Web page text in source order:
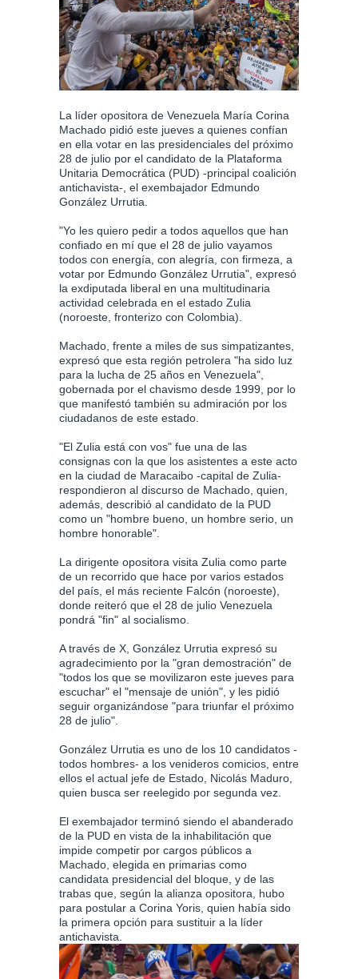
La líder opositora de Venezuela María Corina
Machado pidió este jueves a quienes confían
en ella votar en las presidenciales del próximo
28 de julio por el candidato de la Plataforma
Unitaria Democrática (PUD) -principal coalición
antichavista-, el exembajador Edmundo
González Urrutia.
"Yo les quiero pedir a todos aquellos que han
confiado en mí que el 28 de julio vayamos
todos con energía, con alegría, con firmeza, a
votar por Edmundo González Urrutia", expresó
la exdiputada liberal en una multitudinaria
actividad celebrada en el estado Zulia
(noroeste, fronterizo con Colombia).
Machado, frente a miles de sus simpatizantes,
expresó que esta región petrolera "ha sido luz
para la lucha de 25 años en Venezuela",
gobernada por el chavismo desde 1999, por lo
que manifestó también su admiración por los
ciudadanos de este estado.
"El Zulia está con vos" fue una de las
consignas con la que los asistentes a este acto
en la ciudad de Maracaibo -capital de Zulia-
respondieron al discurso de Machado, quien,
además, describió al candidato de la PUD
como un "hombre bueno, un hombre serio, un
hombre honorable".
La dirigente opositora visita Zulia como parte
de un recorrido que hace por varios estados
del país, el más reciente Falcón (noroeste),
donde reiteró que el 28 de julio Venezuela
pondrá "fin" al socialismo.
A través de X, González Urrutia expresó su
agradecimiento por la "gran demostración" de
"todos los que se movilizaron este jueves para
escuchar" el "mensaje de unión", y les pidió
seguir organizándose "para triunfar el próximo
28 de julio".
González Urrutia es uno de los 10 candidatos -
todos hombres- a los venideros comicios, entre
ellos el actual jefe de Estado, Nicolás Maduro,
quien busca ser reelegido por segunda vez.
El exembajador terminó siendo el abanderado
de la PUD en vista de la inhabilitación que
impide competir por cargos públicos a
Machado, elegida en primarias como
candidata presidencial del bloque, y de las
trabas que, según la alianza opositora, hubo
para postular a Corina Yoris, quien había sido
la primera opción para sustituir a la líder
antichavista.